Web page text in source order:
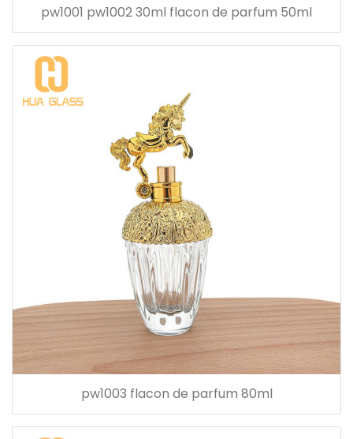
pw1001 pw1002 30ml flacon de parfum 50ml
pw1003 flacon de parfum 80ml